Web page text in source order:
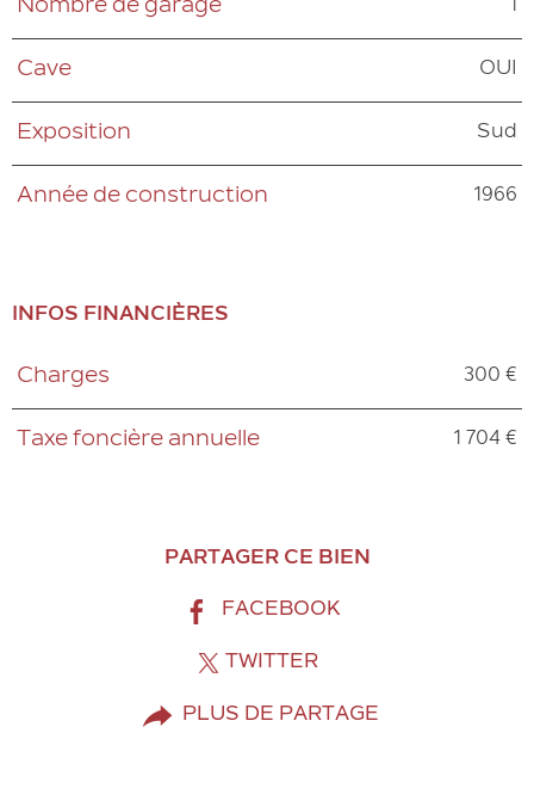
Nombre de garage
Cave OUI
Exposition Sud
Année de construction 1966
INFOS FINANCIÈRES
Caractéristiques
Charges 300 €
Taxe foncière annuelle 1 704 €
PARTAGER CE BIEN
FACEBOOK
TWITTER
PLUS DE PARTAGE